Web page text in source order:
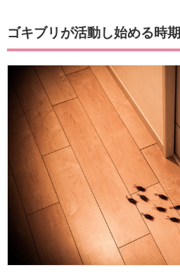
ゴキブリが活動し始める時期